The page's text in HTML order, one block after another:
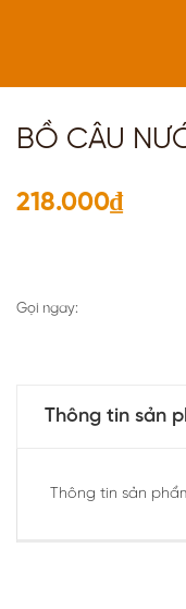
BỒ CÂU
218.000₫
Gọi ngay:
Thông tin sản
Thông tin sản